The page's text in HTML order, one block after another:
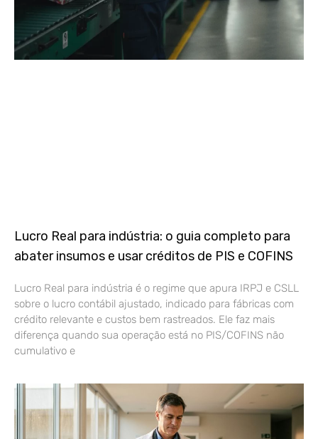
Lucro Real para indústria: o guia completo para
abater insumos e usar créditos de PIS e COFINS
Lucro Real para indústria é o regime que apura IRPJ e CSLL
sobre o lucro contábil ajustado, indicado para fábricas com
crédito relevante e custos bem rastreados. Ele faz mais
diferença quando sua operação está no PIS/COFINS não
cumulativo e